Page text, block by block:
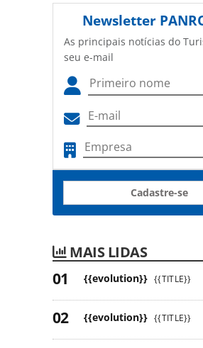
Newsletter
As principais notícias do
seu e-mail
Cadastre-se
MAIS LIDAS
{{evolution}} {{TITLE}}
{{evolution}} {{TITLE}}